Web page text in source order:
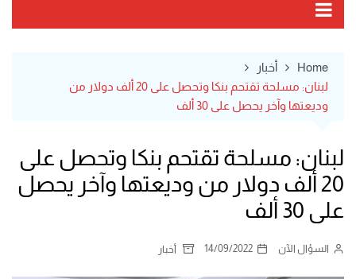
Home
أخبار
لبنان: مسلحة تقتحم بنكا وتحصل على 20 ألف دولار من
وديعتها وآخر يحصل على 30 ألف
لبنان: مسلحة تقتحم بنكا وتحصل على
20 ألف دولار من وديعتها وآخر يحصل
على 30 ألف
السؤال الآن 14/09/2022 أخبار